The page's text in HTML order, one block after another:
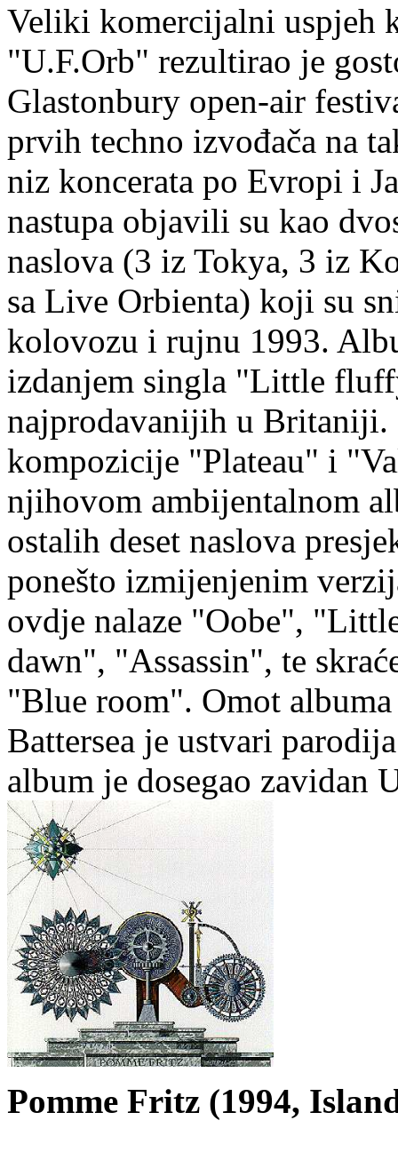
Veliki komercijalni uspjeh
"U.F.Orb" rezultirao je
Glastonbury open-air
prvih techno izvođača na
niz koncerata po Evropi i
nastupa objavili su kao
naslova (3 iz Tokya, 3 iz
sa Live Orbienta) koji su
kolovozu i rujnu 1993.
izdanjem singla "Little
najprodavanijih u Britaniji.
kompozicije "Plateau" i
njihovom ambijentalnom
ostalih deset naslova
ponešto izmijenjenim
ovdje nalaze "Oobe",
dawn", "Assassin", te
"Blue room". Omot
Battersea je ustvari
album je dosegao zavidan
Pomme Fritz (1994,